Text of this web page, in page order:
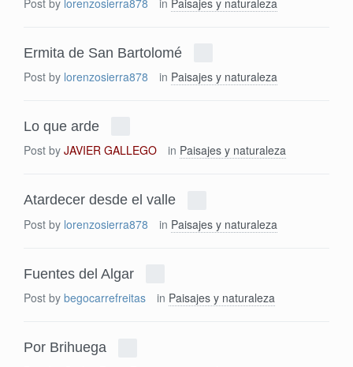
Ermita de San Bartolomé
Post by lorenzosierra878 in Paisajes y naturaleza
Lo que arde
Post by JAVIER GALLEGO in Paisajes y naturaleza
Atardecer desde el valle
Post by lorenzosierra878 in Paisajes y naturaleza
Fuentes del Algar
Post by begocarrefreitas in Paisajes y naturaleza
Por Brihuega